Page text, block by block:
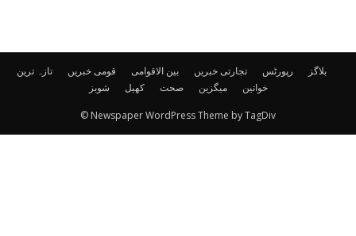
تازہ ترین قومی خبریں بین الاقوامی تجارتی خبریں رپورٹس
بلاگز
شوبز
کھیل صحت میگزین خواتین
© Newspaper WordPress Theme by TagDiv